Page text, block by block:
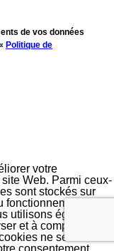
de vos données
Politique de
votre
Web. Parmi ceux-
sont stockés sur
des
utilisons également
et à comprendre
ne seront
consentement.